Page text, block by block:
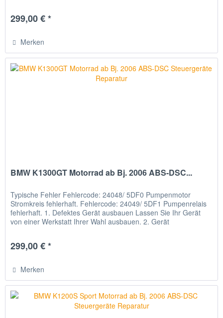
299,00 € *
Merken
BMW K1300GT Motorrad ab Bj. 2006 ABS-DSC...
Typische Fehler Fehlercode: 24048/ 5DF0 Pumpenmotor
Stromkreis fehlerhaft. Fehlercode: 24049/ 5DF1 Pumpenrelais
fehlerhaft. 1. Defektes Gerät ausbauen Lassen Sie Ihr Gerät
von einer Werkstatt Ihrer Wahl ausbauen. 2. Gerät
299,00 € *
Merken